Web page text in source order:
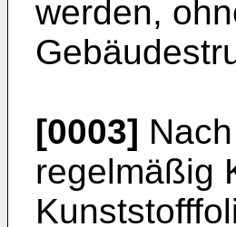
werden,
[0003]
regelmäßig